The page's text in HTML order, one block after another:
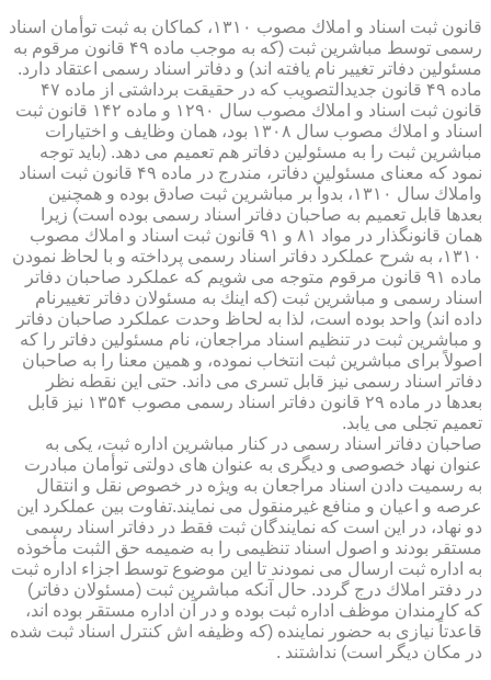
قانون ثبت اسناد و املاك مصوب ۱۳۱۰، كماكان به ثبت توأمان اسناد
رسمی توسط مباشرین ثبت (كه به موجب ماده ۴۹ قانون مرقوم به
مسئولین دفاتر تغییر نام یافته اند) و دفاتر اسناد رسمی اعتقاد دارد.
ماده ۴۹ قانون جدیدالتصویب كه در حقیقت برداشتی از ماده ۴۷
قانون ثبت اسناد و املاك مصوب سال ۱۲۹۰ و ماده ۱۴۲ قانون ثبت
اسناد و املاك مصوب سال ۱۳۰۸ بود، همان وظایف و اختیارات
مباشرین ثبت را به مسئولین دفاتر هم تعمیم می دهد. (باید توجه
نمود كه معنای مسئولین دفاتر، مندرج در ماده ۴۹ قانون ثبت اسناد
واملاك سال ۱۳۱۰، بدواً بر مباشرین ثبت صادق بوده و همچنین
بعدها قابل تعمیم به صاحبان دفاتر اسناد رسمی بوده است) زیرا
همان قانونگذار در مواد ۸۱ و ۹۱ قانون ثبت اسناد و املاك مصوب
۱۳۱۰، به شرح عملكرد دفاتر اسناد رسمی پرداخته و با لحاظ نمودن
ماده ۹۱ قانون مرقوم متوجه می شویم كه عملكرد صاحبان دفاتر
اسناد رسمی و مباشرین ثبت (كه اینك به مسئولان دفاتر تغییرنام
داده اند) واحد بوده است، لذا به لحاظ وحدت عملكرد صاحبان دفاتر
و مباشرین ثبت در تنظیم اسناد مراجعان، نام مسئولین دفاتر را كه
اصولاً برای مباشرین ثبت انتخاب نموده، و همین معنا را به صاحبان
دفاتر اسناد رسمی نیز قابل تسری می داند. حتی این نقطه نظر
بعدها در ماده ۲۹ قانون دفاتر اسناد رسمی مصوب ۱۳۵۴ نیز قابل
تعمیم تجلی می یابد.
صاحبان دفاتر اسناد رسمی در كنار مباشرین اداره ثبت، یكی به
عنوان نهاد خصوصی و دیگری به عنوان های دولتی توأمان مبادرت
به رسمیت دادن اسناد مراجعان به ویژه در خصوص نقل و انتقال
عرصه و اعیان و منافع غیرمنقول می نمایند.تفاوت بین عملكرد این
دو نهاد، در این است كه نمایندگان ثبت فقط در دفاتر اسناد رسمی
مستقر بودند و اصول اسناد تنظیمی را به ضمیمه حق الثبت مأخوذه
به اداره ثبت ارسال می نمودند تا این موضوع توسط اجزاء اداره ثبت
در دفتر املاك درج گردد. حال آنكه مباشرین ثبت (مسئولان دفاتر)
كه كارمندان موظف اداره ثبت بوده و در آن اداره مستقر بوده اند،
قاعدتاً نیازی به حضور نماینده (كه وظیفه اش كنترل اسناد ثبت شده
در مكان دیگر است) نداشتند .